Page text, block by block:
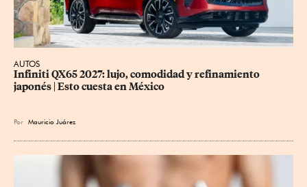
AUTOS
Infiniti QX65 2027: lujo, comodidad y refinamiento
japonés | Esto cuesta en México
Por Mauricio Juárez